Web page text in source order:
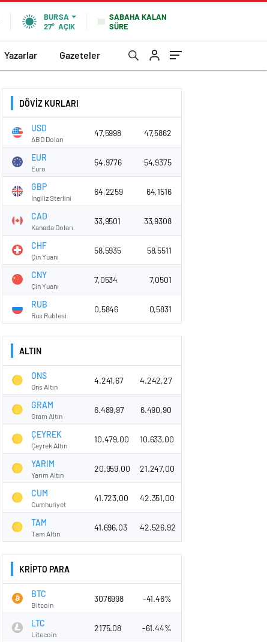
BURSA
27° AÇIK
SABAHA KALAN
SÜRE
Yazarlar Gazeteler
DÖVİZ KURLARI
USD
ABD Doları
47,5998 47,5862
EUR
Euro
54,9776 54,9375
GBP
İngiliz Sterlini
64,2259 64,1516
CAD
Kanada Doları
33,9501 33,9308
CHF
Çin Yuanı
58,5935 58,5511
CNY
Çin Yuanı
7,0534 7,0501
RUB
Rus Rublesi
0,5846 0,5831
ALTIN
ONS
Ons Altın
4.241,67 4.242,27
GRAM
Gram Altın
6.489,97 6.490,90
ÇEYREK
Çeyrek Altın
10.479,00 10.633,00
YARIM
Yarım Altın
20.959,00 21.247,00
CUM
Cumhuriyet
41.723,00 42.351,00
TAM
Tam Altın
41.696,03 42.526,92
KRİPTO PARA
BTC
Bitcoin
3076998 -41.46%
LTC
Litecoin
2175.08 -61.44%